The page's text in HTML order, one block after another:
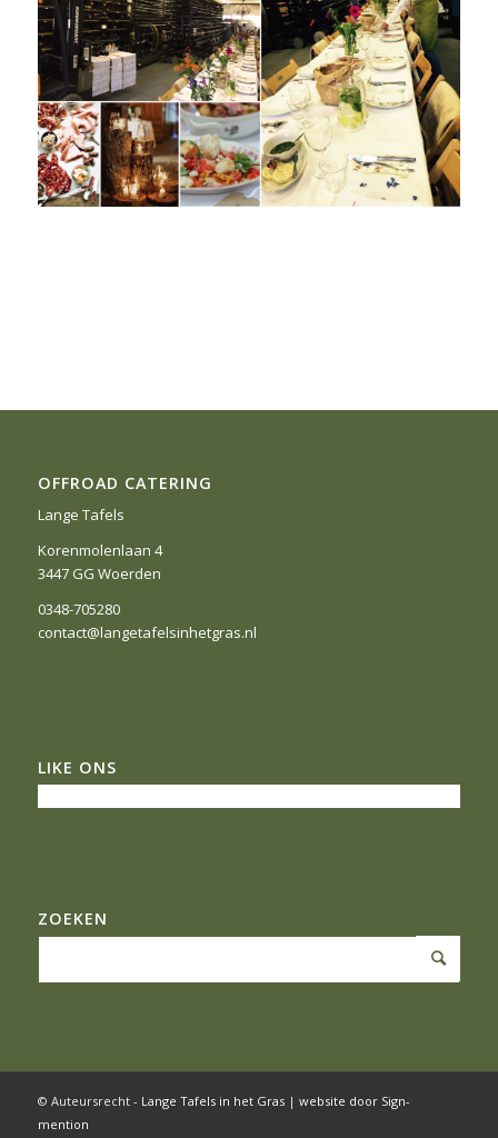
OFFROAD CATERING
Lange Tafels
Korenmolenlaan 4
3447 GG Woerden
0348-705280
contact@langetafelsinhetgras.nl
LIKE ONS
ZOEKEN
© Auteursrecht - Lange Tafels in het Gras| website door Sign-
mention